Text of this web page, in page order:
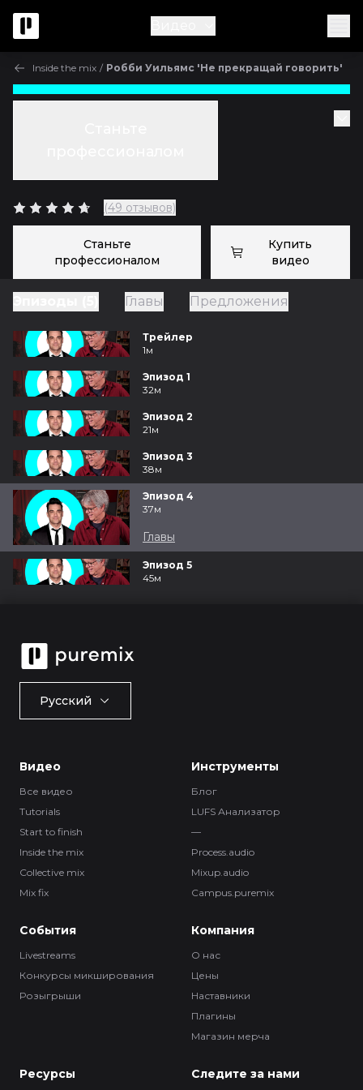
Inside the mix / Робби Уильямс 'Не прекращай говорить'
(49 отзывов)
Станьте
профессионалом
Купить
видео
Главы Предложения
Трейлер
1м
Эпизод 1
32м
Эпизод 2
21м
Эпизод 3
38м
Эпизод 4
37м
Главы
Эпизод 5
45м
Русский
Видео
Все видео
Tutorials
Start to finish
Inside the mix
Collective mix
Mix fix
Инструменты
Блог
LUFS Анализатор
—
Process.audio
Mixup.audio
Campus.puremix
События
Livestreams
Конкурсы микширования
Розыгрыши
Компания
О нас
Цены
Наставники
Плагины
Магазин мерча
Ресурсы Следите за нами